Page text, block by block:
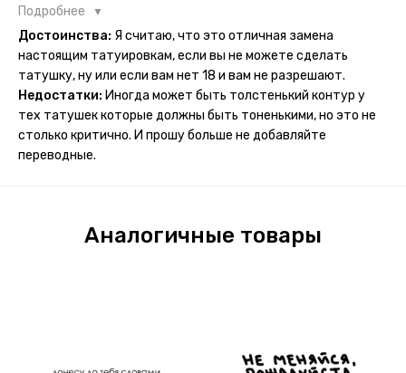
просто не "усиживались", не те темнели, а после душа
вообще слазили, вот недавно сделала фризби дог и он
через сутки проявился и все ещё держится!! ну а 4 звезды
потому что у меня ещё очень много переводных
татуировок(
Подробнее
Достоинства: Я считаю, что это отличная замена
настоящим татуировкам, если вы не можете сделать
татушку, ну или если вам нет 18 и вам не разрешают.
Недостатки: Иногда может быть толстенький контур у
тех татушек которые должны быть тоненькими, но это не
столько критично. И прошу больше не добавляйте
переводные.
Аналогичные товары